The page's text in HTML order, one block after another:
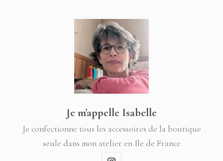
Je m'appelle Isabelle
Je confectionne tous les accessoires de la boutique
seule dans mon atelier en Ile de France